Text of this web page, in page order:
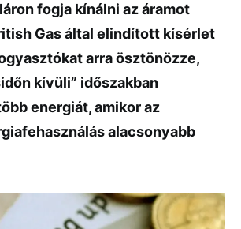
fogja kínálni az áramot
Gas által elindított kísérlet
arra ösztönözze,
kívüli” időszakban
energiát, amikor az
alacsonyabb